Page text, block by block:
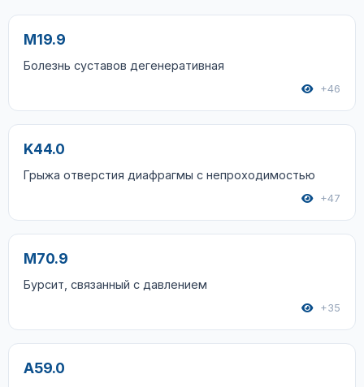
M19.9
Болезнь суставов дегенеративная
+46
K44.0
Грыжа отверстия диафрагмы с непроходимостью
+47
M70.9
Бурсит, связанный с давлением
+35
A59.0